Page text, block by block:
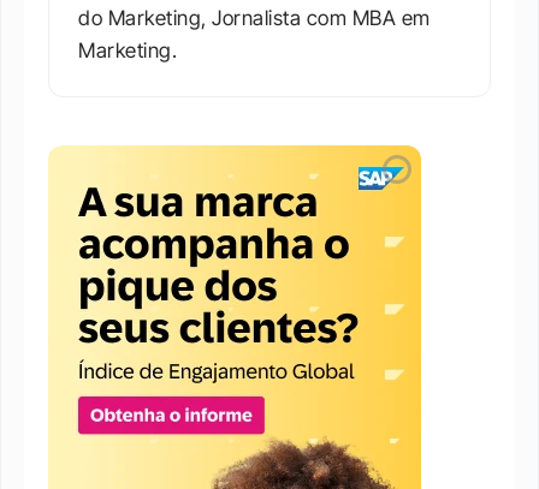
do Marketing, Jornalista com MBA em
Marketing.